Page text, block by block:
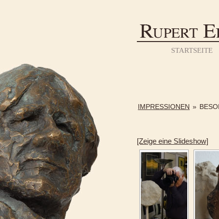
STARTSEITE
IMPRESSIONEN »
[Zeige eine Slideshow]